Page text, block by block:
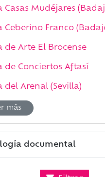
Casas Mudéjares
Ceberino Franco
de Arte El Brocense
de Conciertos Aftasí
del Arenal (Sevilla)
más
documental